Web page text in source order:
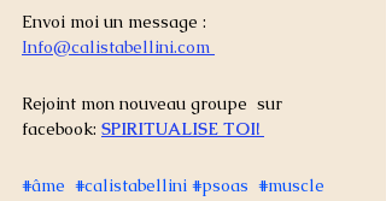
Envoi moi un message :
Info@calistabellini.com
Rejoint mon nouveau groupe  sur
facebook: SPIRITUALISE TOI!
#âme #calistabellini #psoas #muscle